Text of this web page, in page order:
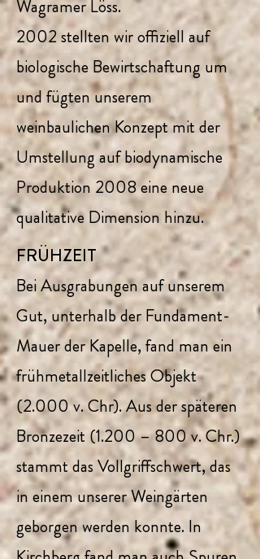
Wagramer Löss.
2002 stellten wir offiziell auf
biologische Bewirtschaftung um
und fügten unserem
weinbaulichen Konzept mit der
Umstellung auf biodynamische
Produktion 2008 eine neue
qualitative Dimension hinzu.
FRÜHZEIT
Bei Ausgrabungen auf unserem
Gut, unterhalb der Fundament-
Mauer der Kapelle, fand man ein
frühmetallzeitliches Objekt
(2.000 v. Chr). Aus der späteren
Bronzezeit (1.200 – 800 v. Chr.)
stammt das Vollgriffschwert, das
in einem unserer Weingärten
geborgen werden konnte. In